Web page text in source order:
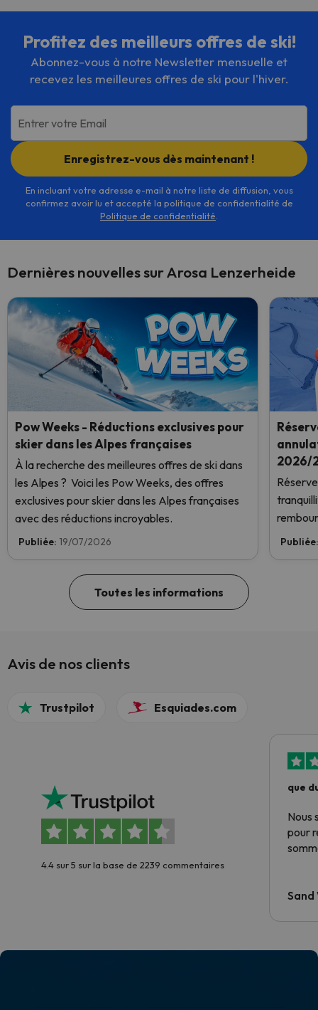
Profitez des meilleurs offres de ski!
Abonnez-vous à notre Newsletter mensuelle et
recevez les meilleures offres de ski pour l'hiver.
Entrer votre Email
Enregistrez-vous dès maintenant !
En incluant votre adresse e-mail à notre liste de diffusion, vous
confirmez avoir lu et accepté la politique de confidentialité de
Politique de confidentialité
Dernières nouvelles sur Arosa Lenzerheide
Pow Weeks - Réductions exclusives pour
skier dans les Alpes françaises
À la recherche des meilleures offres de ski dans
les Alpes ? Voici les Pow Weeks, des offres
exclusives pour skier dans les Alpes françaises
avec des réductions incroyables.
Publiée: 19/07/2026
2026/
Toutes les informations
Avis de nos clients
Trustpilot Esquiades.com
4.4 sur 5 sur la base de 2239 commentaires
que
Nous
pour
Sand